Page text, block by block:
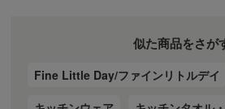
似た商品をさが
Fine Little Day/ファインリトルデイ